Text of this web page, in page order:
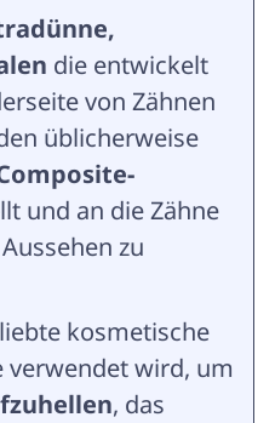
die entwickelt
von Zähnen
üblicherweise
und an die Zähne
zu
kosmetische
verwendet wird, um
, das